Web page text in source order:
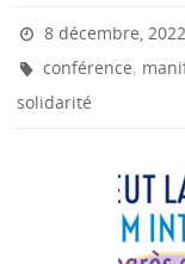
8 décembre, 2022
conférence,
solidarité